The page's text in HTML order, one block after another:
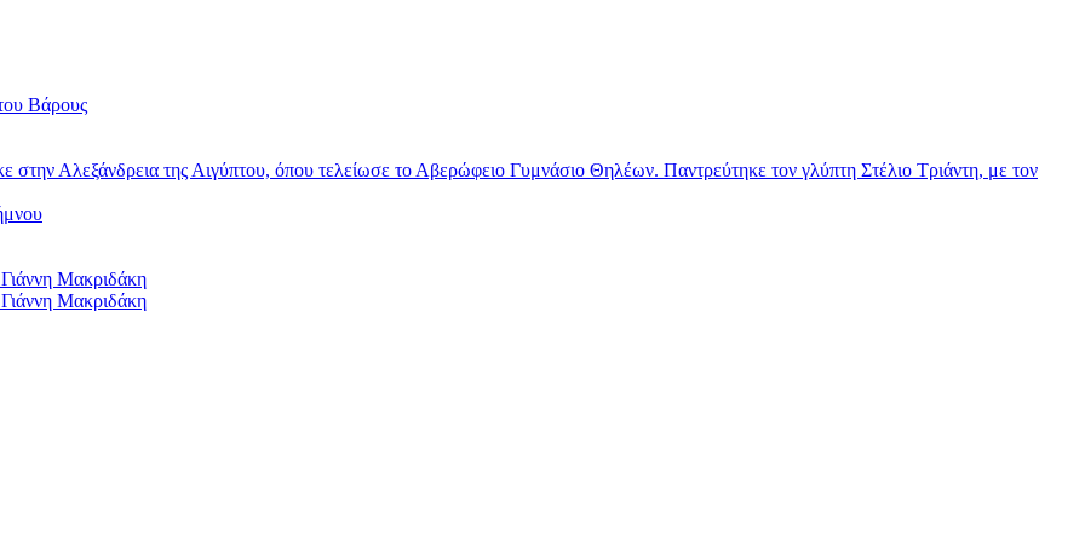
Βάρους
Αλεξάνδρεια της Αιγύπτου, όπου τελείωσε το Αβερώφειο Γυμνάσιο Θηλέων. Παντρεύτηκε τον γλύπτη Στέλιο Τριάντη, με τον
Μακριδάκη
Μακριδάκη